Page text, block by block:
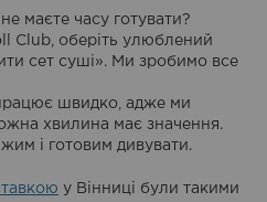
маєте часу готувати?
Club, оберіть улюблений
сет суші». Ми зробимо все
швидко, адже ми
хвилина має значення.
і готовим дивувати.
у Вінниці були такими